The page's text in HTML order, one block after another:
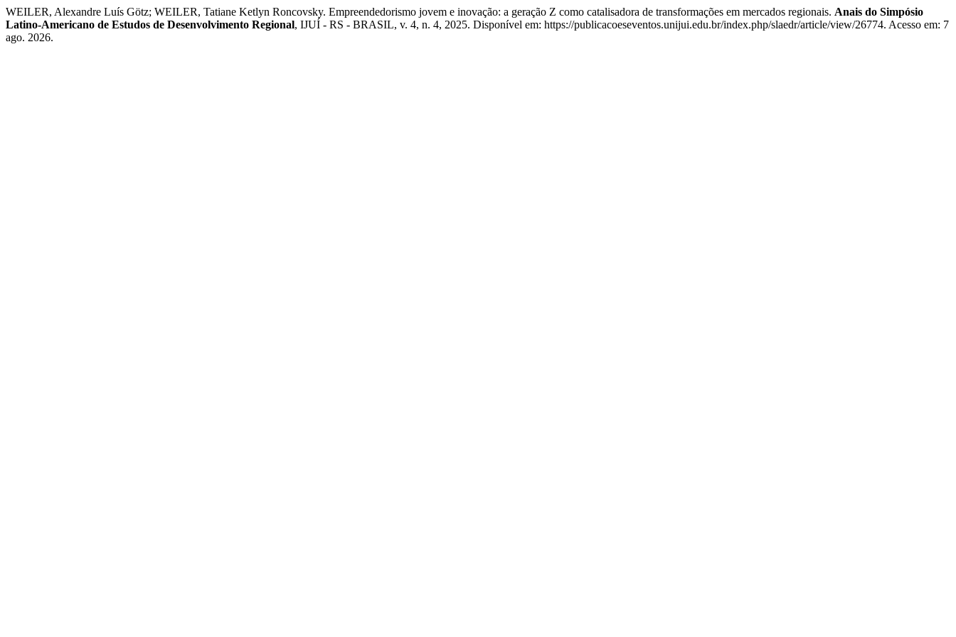
WEILER, Alexandre Luís Götz; WEILER, Tatiane Ketlyn Roncovsky. Empreendedorismo jovem e inovação: a geração Z como catalisadora de transformações em mercados regionais. Anais do Simpósio
Latino-Americano de Estudos de Desenvolvimento Regional, IJUÍ - RS - BRASIL, v. 4, n. 4, 2025. Disponível em: https://publicacoeseventos.unijui.edu.br/index.php/slaedr/article/view/26774. Acesso em: 7
ago. 2026.